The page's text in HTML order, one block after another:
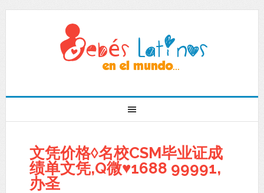
文凭价格◊名校CSM毕业证成
绩单文凭,Q微♥1688 99991,
办圣